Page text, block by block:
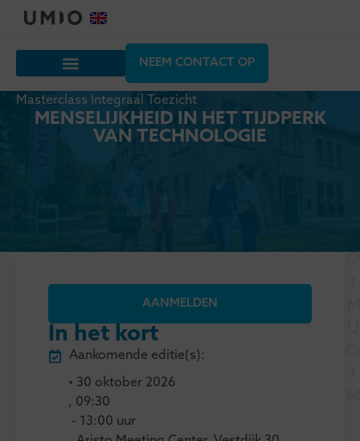
NEEM CONTACT OP
Masterclass Integraal Toezicht
MENSELIJKHEID IN HET TIJDPERK
VAN TECHNOLOGIE
AANMELDEN
In het kort
Aankomende editie(s):
• 30 oktober 2026
, 09:30
- 13:00 uur